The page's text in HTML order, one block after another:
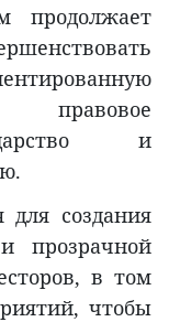
продолжает
правовое
и
для создания
прозрачной
в том
чтобы